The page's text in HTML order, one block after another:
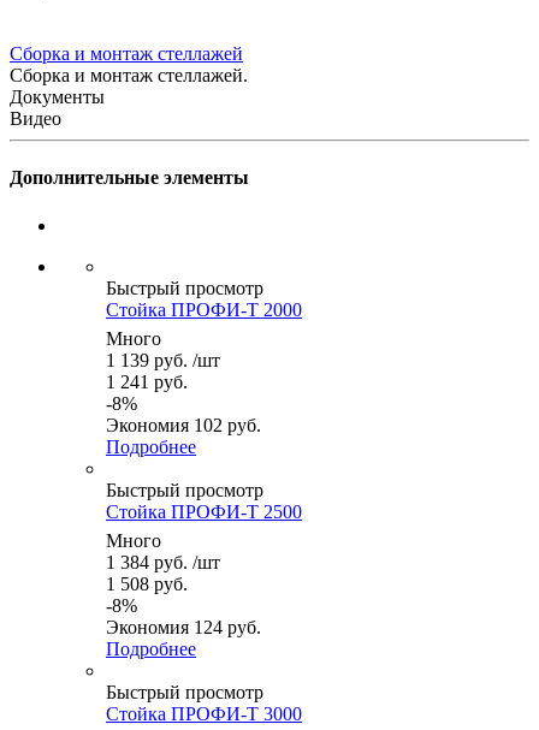
Сборка и монтаж стеллажей
Сборка и монтаж стеллажей.
Документы
Видео
Дополнительные элементы
Быстрый просмотр
Стойка ПРОФИ-Т 2000
Много
1 139 руб. /шт
1 241 руб.
-8%
Экономия 102 руб.
Подробнее
Быстрый просмотр
Стойка ПРОФИ-Т 2500
Много
1 384 руб. /шт
1 508 руб.
-8%
Экономия 124 руб.
Подробнее
Быстрый просмотр
Стойка ПРОФИ-Т 3000